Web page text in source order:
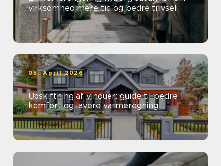
virksomhed mere tid og bedre trivsel
05. April 2026
Udskiftning af vinduer: guide til bedre
komfort og lavere varmeregning